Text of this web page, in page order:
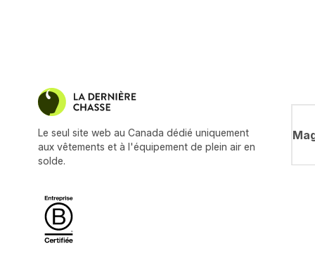
Le seul site web au Canada dédié uniquement
aux vêtements et à l'équipement de plein air en
solde.